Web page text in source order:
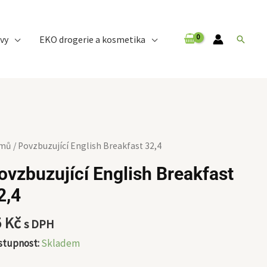
EKO drogerie a kosmetika Hledat
/ Povzbuzující English Breakfast 32,4
English Breakfast
Kčs DPH
Skladem